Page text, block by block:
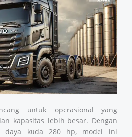
untuk operasional yang
kapasitas lebih besar. Dengan
daya kuda 280 hp, model ini